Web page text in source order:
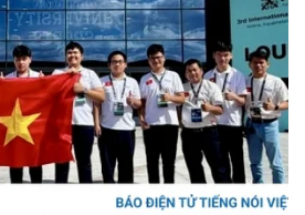
Ô tô - Xe máy